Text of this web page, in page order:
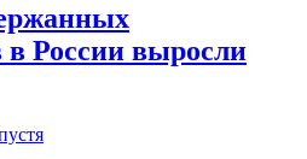
в России выросли